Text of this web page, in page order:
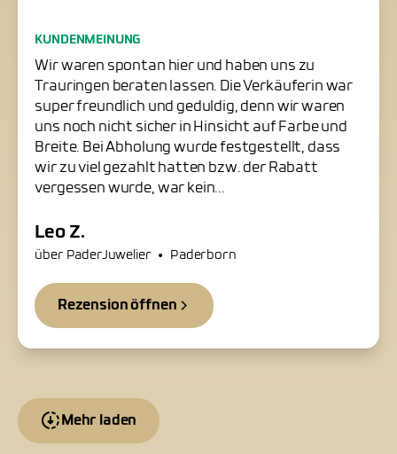
Freundliche Trauringschmiede
in Paderborn
KUNDENMEINUNG
Wir waren spontan hier und haben uns zu
Trauringen beraten lassen. Die Verkäuferin war
super freundlich und geduldig, denn wir waren
uns noch nicht sicher in Hinsicht auf Farbe und
Breite. Bei Abholung wurde festgestellt, dass
wir zu viel gezahlt hatten bzw. der Rabatt
vergessen wurde, war kein...
Leo Z.
über PaderJuwelier • Paderborn
Rezension öffnen
Mehr laden